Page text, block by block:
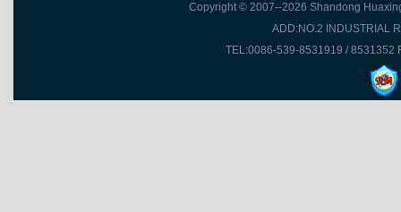
Copyright © 2007--2026 Shandong
ADD:NO.2 INDUSTRIAL
TEL:0086-539-8531919 / 8531352